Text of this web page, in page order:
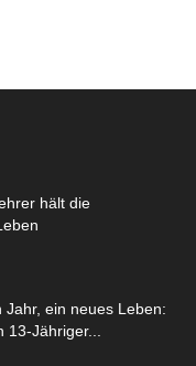
hält die
Jahr, ein neues Leben:
13-Jähriger...